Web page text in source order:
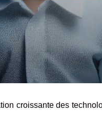
croissante des